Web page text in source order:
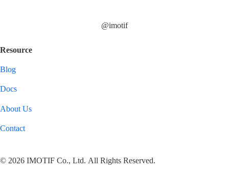
@imotif
Resource
Blog
Docs
About Us
Contact
© 2026 IMOTIF Co., Ltd. All Rights Reserved.